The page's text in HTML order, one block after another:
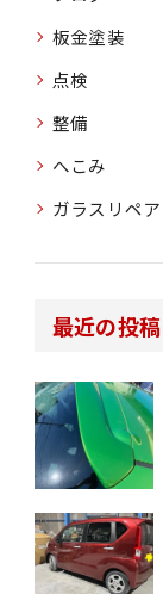
板金塗装
点検
整備
へこみ
ガラスリペア
最近の投稿